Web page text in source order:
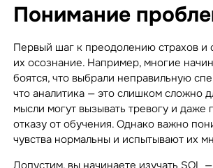
Понимание
Первый шаг к преодолению страхов и
их осознание. Например, многие
боятся, что выбрали неправильную
что аналитика — это слишком сложно
мысли могут вызывать тревогу и даже
отказу от обучения. Однако важно
чувства нормальны и испытывают их
Допустим, вы начинаете изучать SQL